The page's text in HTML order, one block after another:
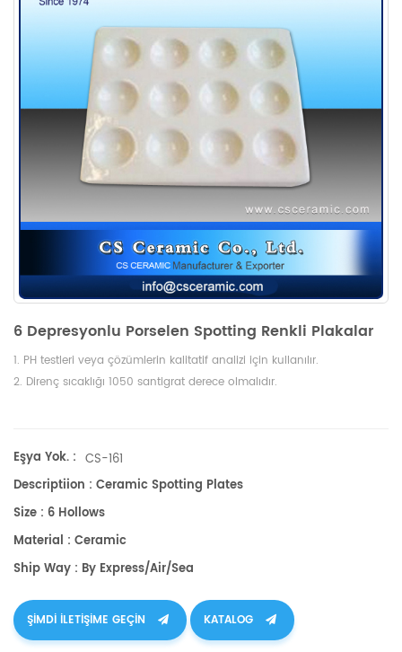
6 Depresyonlu Porselen Spotting Renkli Plakalar
1. PH testleri veya çözümlerin kalitatif analizi için kullanılır.
2. Direnç sıcaklığı 1050 santigrat derece olmalıdır.
Eşya Yok. : CS-161
Descriptiion : Ceramic Spotting Plates
Size : 6 Hollows
Material : Ceramic
Ship Way : By Express/air/sea
ŞIMDI ILETIŞIME GEÇIN KATALOG